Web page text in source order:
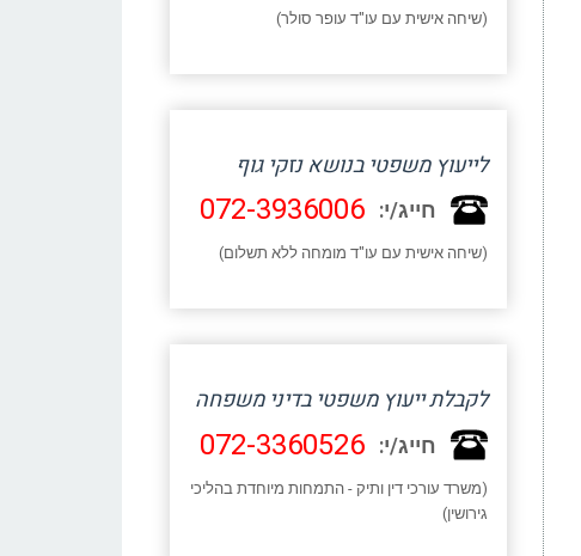
(שיחה אישית עם עו"ד עופר סולר)
לייעוץ משפטי בנושא נזקי גוף
חייג/י: 072-3936006
(שיחה אישית עם עו"ד מומחה ללא תשלום)
לקבלת ייעוץ משפטי בדיני משפחה
חייג/י: 072-3360526
(משרד עורכי דין ותיק - התמחות מיוחדת בהליכי
גירושין)